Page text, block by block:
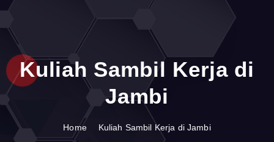
t
Kuliah Sambil Kerja di
Jambi
Home Kuliah Sambil Kerja di Jambi